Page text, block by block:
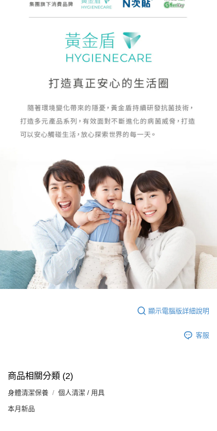
顯示電腦版詳細說明
客服
商品相關分類 (2)
身體清潔保養 個人清潔 / 用具
本月新品